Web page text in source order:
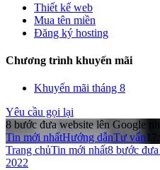
Thiết kế web
Mua tên miền
Đăng ký hosting
Chương trình khuyến mãi
Khuyến mãi tháng 8
Yêu cầu gọi lại
8 bước đưa website lên Google
Tin mới nhấtHướng dẫnTư vấn
Trang chủTin mới nhất8 bước
2022